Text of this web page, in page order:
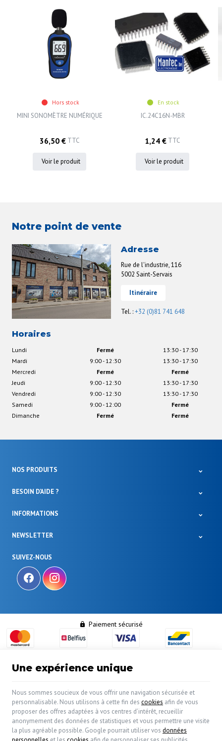
Hors stock
MINI SONOMÈTRE NUMÉRIQUE
36,50 € TTC
Voir le produit
En stock
IC.24C16N-MBR
1,24 € TTC
Voir le produit
Notre point de vente
Adresse
Rue de l'industrie, 116
5002 Saint-Servais
Itinéraire
Tel. :+32 (0)81 741 648
Horaires
Lundi Fermé
13:30 - 17:30
Mardi
9:00 - 12:30
13:30 - 17:30
Mercredi
Fermé
Fermé
Jeudi
9:00 - 12:30
13:30 - 17:30
Vendredi
9:00 - 12:30
13:30 - 17:30
Samedi
9:00 - 12:00
Fermé
Dimanche
Fermé Fermé
NOS PRODUITS
BESOIN D'AIDE ?
INFORMATIONS
SUIVEZ-NOUS
NEWSLETTER
Paiement sécurisé
| N° d'entreprise : 0460.413.765 |Mentions légales &
Contact
Conditions d'utilisation du site web Cookies| Données personnelles
Traitement de vos données par Google
Une expérience unique
Nous sommes soucieux de vous offrir une navigation sécurisée et
personnalisable. Nous utilisons à cette fin des cookies afin de vous
proposer des offres adaptées à vos centres d’intérêt, recueillir
anonymement des données de statistiques et vous permettre une visite
la plus agréable possible. Google pourrait utiliser vos données